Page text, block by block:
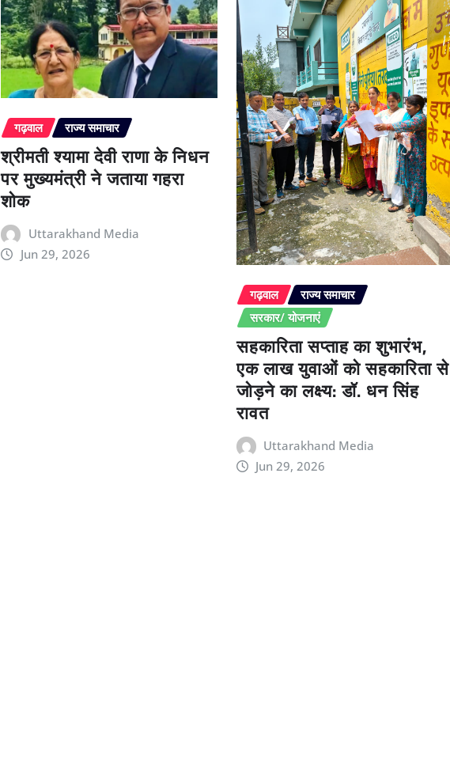
गढ़वाल राज्य समाचार
श्रीमती श्यामा देवी राणा के निधन
पर मुख्यमंत्री ने जताया गहरा
शोक
Uttarakhand Media
Jun 29, 2026
गढ़वाल
राज्य समाचार
सरकार/ योजनाएं
सहकारिता सप्ताह का शुभारंभ,
एक लाख युवाओं को सहकारिता से
जोड़ने का लक्ष्य: डॉ. धन सिंह
रावत
Uttarakhand Media
Jun 29, 2026